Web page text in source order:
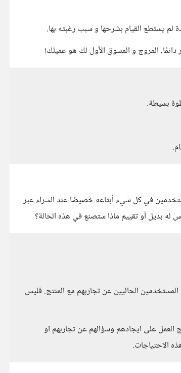
يستطع القيام بشرحها و سبب رغبته بها.
المروج و المسوق الأول لك هو عميلك!
بسيطة.
في كل شيء أبتاعه خصيصًا عند الشراء عبر
له بديل أو تقييم ماذا ستصنع في هذه الحالة؟
الحاليين عن تجاربهم مع المنتج. فليس
العمل على ايجادهم وسؤالهم عن تجاربهم او
الاحتياجات.